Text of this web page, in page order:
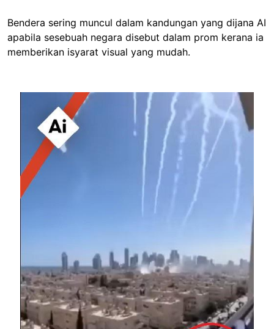
Bendera sering muncul dalam kandungan yang dijana AI
apabila sesebuah negara disebut dalam prom kerana ia
memberikan isyarat visual yang mudah.